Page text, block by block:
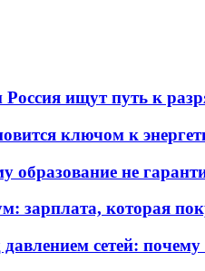
ищут путь к
ключом к
образование не
зарплата, которая
сетей: